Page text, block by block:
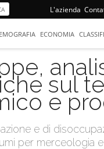
L'azienda
ECONOMIA
sul
e
e di
per merceologia